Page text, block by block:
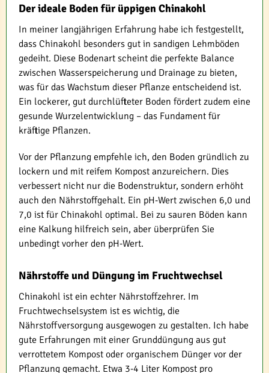
Der ideale Boden für üppigen Chinakohl
In meiner langjährigen Erfahrung habe ich festgestellt,
dass Chinakohl besonders gut in sandigen Lehmböden
gedeiht. Diese Bodenart scheint die perfekte Balance
zwischen Wasserspeicherung und Drainage zu bieten,
was für das Wachstum dieser Pflanze entscheidend ist.
Ein lockerer, gut durchlüfteter Boden fördert zudem eine
gesunde Wurzelentwicklung – das Fundament für
kräftige Pflanzen.
Vor der Pflanzung empfehle ich, den Boden gründlich zu
lockern und mit reifem Kompost anzureichern. Dies
verbessert nicht nur die Bodenstruktur, sondern erhöht
auch den Nährstoffgehalt. Ein pH-Wert zwischen 6,0 und
7,0 ist für Chinakohl optimal. Bei zu sauren Böden kann
eine Kalkung hilfreich sein, aber überprüfen Sie
unbedingt vorher den pH-Wert.
Nährstoffe und Düngung im Fruchtwechsel
Chinakohl ist ein echter Nährstoffzehrer. Im
Fruchtwechselsystem ist es wichtig, die
Nährstoffversorgung ausgewogen zu gestalten. Ich habe
gute Erfahrungen mit einer Grunddüngung aus gut
verrottetem Kompost oder organischem Dünger vor der
Pflanzung gemacht. Etwa 3-4 Liter Kompost pro